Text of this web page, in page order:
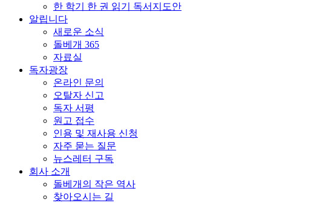
한 학기 한 권 읽기 독서지도안
알립니다
새로운 소식
돌베개 365
자료실
독자광장
온라인 문의
오탈자 신고
독자 서평
원고 접수
인용 및 재사용 신청
자주 묻는 질문
뉴스레터 구독
회사 소개
돌베개의 작은 역사
찾아오시는 길